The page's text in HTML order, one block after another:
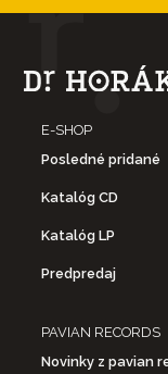
E-SHOP
Posledné pridané
Katalóg CD
Katalóg LP
Predpredaj
PAVIAN RECORDS
Novinky z pavian